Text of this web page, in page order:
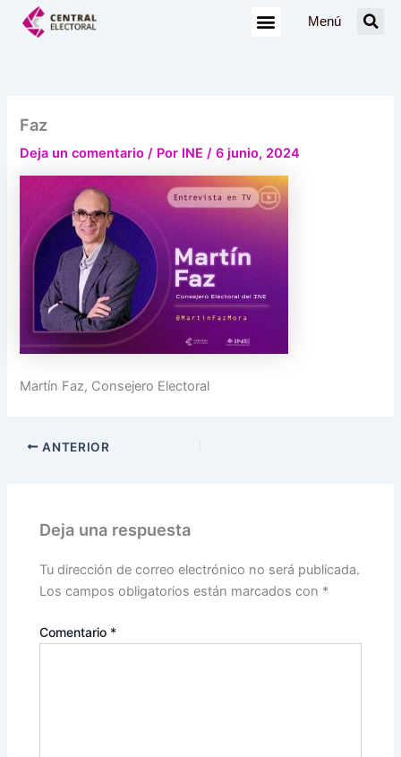
Menú
Faz
Deja un comentario / Por INE/6 junio, 2024
Martín Faz, Consejero Electoral
ANTERIOR
Deja una respuesta
Tu dirección de correo electrónico no será publicada.
Los campos obligatorios están marcados con *
Comentario *